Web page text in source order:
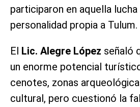
participaron en aquella
personalidad propia a Tulum.
El Lic. Alegre López señaló
un enorme potencial
cenotes, zonas
cultural, pero cuestionó la